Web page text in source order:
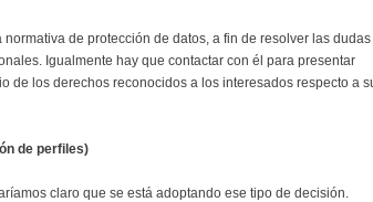
de protección de datos, a fin de resolver las dudas
Igualmente hay que contactar con él para presentar
de los derechos reconocidos a los interesados respecto a
de perfiles)
claro que se está adoptando ese tipo de decisión.